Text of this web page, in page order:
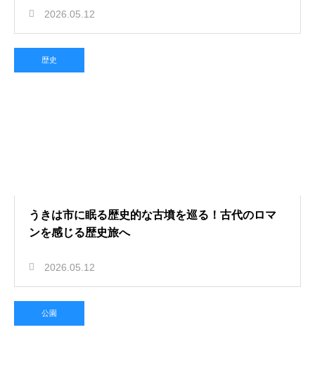
2026.05.12
歴史
うきは市に眠る歴史的な古墳を巡る！古代のロマ
ンを感じる歴史旅へ
2026.05.12
公園